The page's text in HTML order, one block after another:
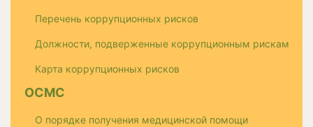
Перечень коррупционных рисков
Должности, подверженные коррупционным рискам
Карта коррупционных рисков
ОСМС
О порядке получения медицинской помощи